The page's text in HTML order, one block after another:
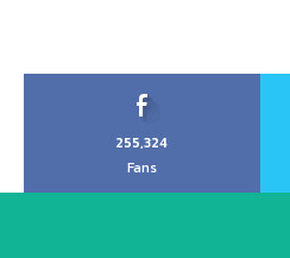
255,324
Fans